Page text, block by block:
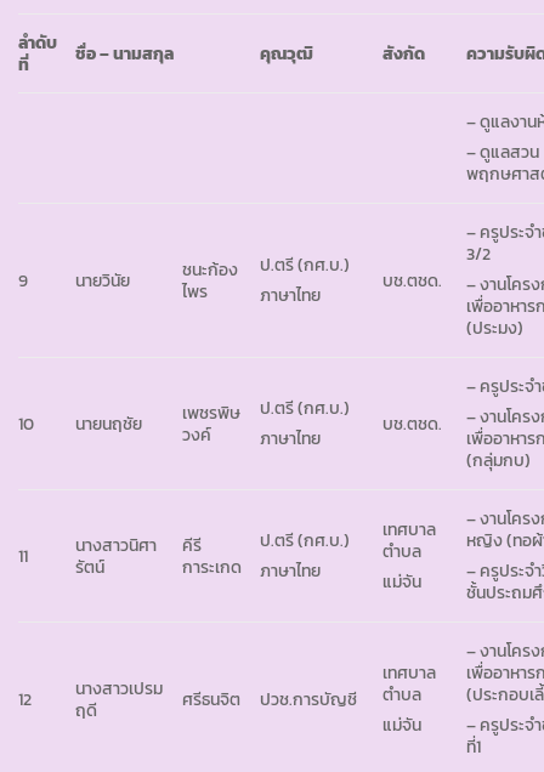
ลำดับ
ที่
ชื่อ – นามสกุล คุณวุฒิ สังกัด ความรับผิ
– ดูแลงา
– ดูแลสวน
พฤกษศาส
9 นายวินัย
ชนะก้อง
ไพร
ป.ตรี (กศ.บ.)
ภาษาไทย
บช.ตชด.
– ครูประจ
3/2
– งานโคร
เพื่ออาหาร
(ประมง)
10 นายนฤชัย
เพชรพิษ
วงค์
ป.ตรี (กศ.บ.)
ภาษาไทย
บช.ตชด.
– ครูประจ
– งานโคร
เพื่ออาหาร
(กลุ่มกบ)
11
นางสาวนิศา
รัตน์
คีรี
การะเกด
ป.ตรี (กศ.บ.)
ภาษาไทย
เทศบาล
ตำบล
แม่จัน
– งานโคร
หญิง (ทอ
– ครูประจ
ชั้นประถม
12
นางสาวเปรม
ฤดี
ศรีธนจิต ปวช.การบัญชี
เทศบาล
ตำบล
แม่จัน
– งานโคร
เพื่ออาหาร
(ประกอบเ
– ครูประจ
ที่1